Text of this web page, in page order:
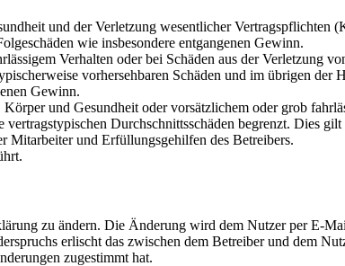
und der Verletzung wesentlicher Vertragspflichten
wie insbesondere entgangenen Gewinn.
Verhalten oder bei Schäden aus der Verletzung
vorhersehbaren Schäden und im übrigen der
Gewinn.
und Gesundheit oder vorsätzlichem oder grob
Durchschnittsschäden begrenzt. Dies
Mitarbeiter und Erfüllungsgehilfen des Betreibers.
zu ändern. Die Änderung wird dem Nutzer per E-
erlischt das zwischen dem Betreiber und dem
zugestimmt hat.